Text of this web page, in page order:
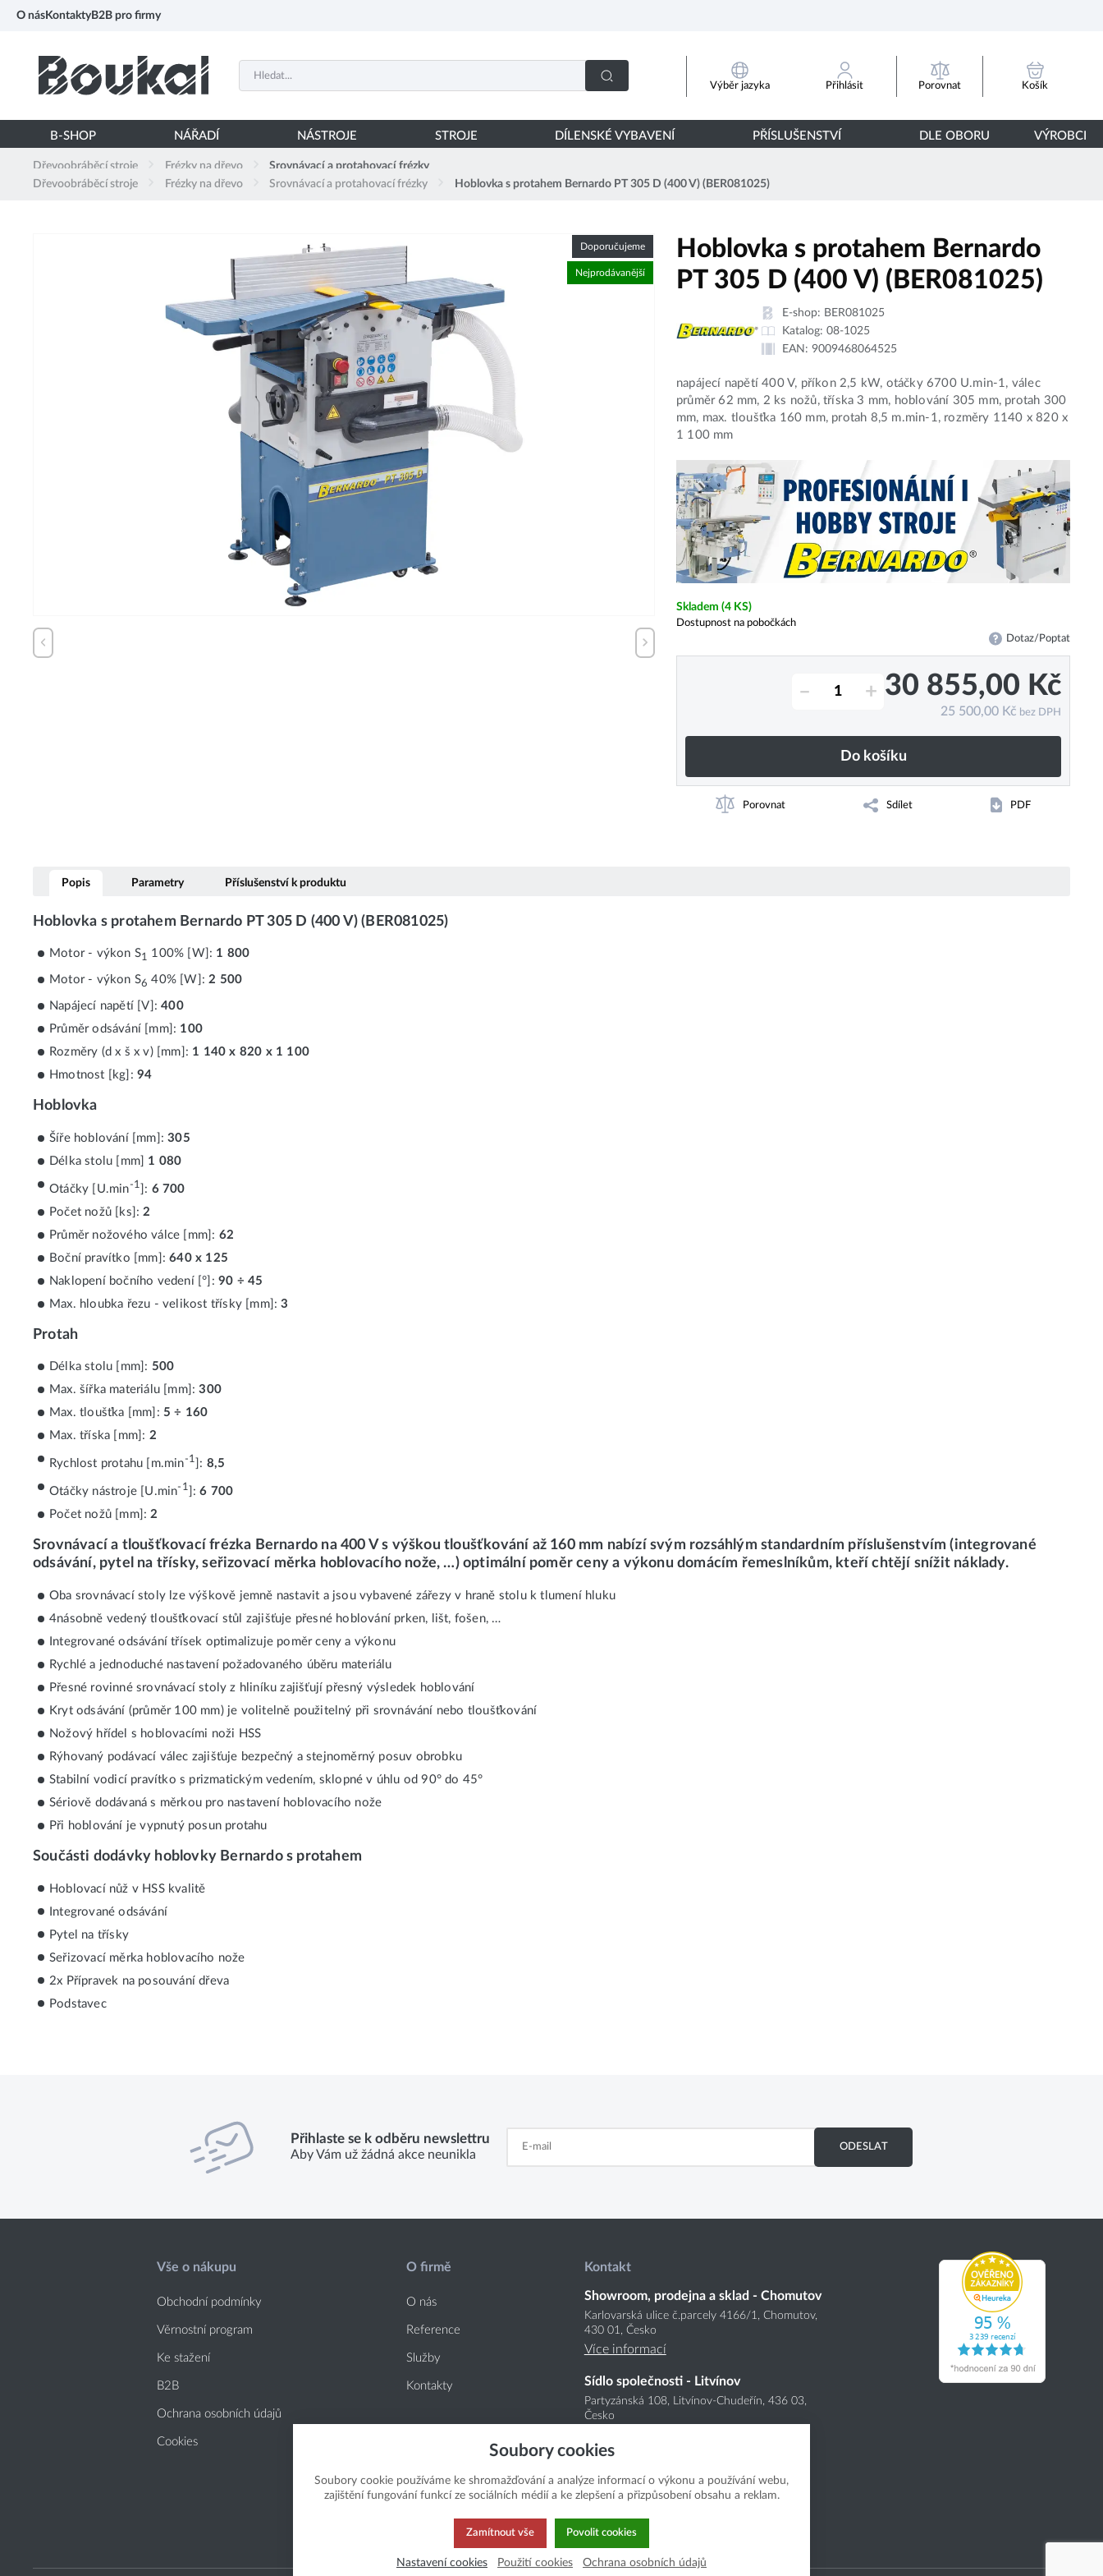
O nás Kontakty B2B pro firmy
Výběr jazyka Přihlásit Porovnat Košík
B-SHOP NÁŘADÍ NÁSTROJE STROJE DÍLENSKÉ VYBAVENÍ PŘÍSLUŠENSTVÍ DLE OBORU VÝROBCI
Dřevoobráběcí stroje Frézky na dřevo
Srovnávací a protahovací frézky
Dřevoobráběcí stroje
Frézky na dřevo Srovnávací a protahovací frézky Hoblovka s protahem Bernardo PT 305 D (400 V) (BER081025)
Doporučujeme
Nejprodávanější
Hoblovka s protahem Bernardo
PT 305 D (400 V) (BER081025)
E-shop: BER081025
Katalog: 08-1025
EAN: 9009468064525
napájecí napětí 400 V, příkon 2,5 kW, otáčky 6700 U.min-1, válec
průměr 62 mm, 2 ks nožů, tříska 3 mm, hoblování 305 mm, protah 300
mm, max. tloušťka 160 mm, protah 8,5 m.min-1, rozměry 1140 x 820 x
1 100 mm
Skladem (4 KS)
Dostupnost na pobočkách
Dotaz/Poptat
– + 30 855,00 Kč
25 500,00 Kč bez DPH
Do košíku
Porovnat Sdílet PDF
Popis Parametry Příslušenství k produktu
Hoblovka s protahem Bernardo PT 305 D (400 V) (BER081025)
Motor - výkon S1 100% [W]: 1 800
Motor - výkon S6 40% [W]:2 500
Napájecí napětí [V]:400
Průměr odsávání [mm]: 100
Rozměry (d x š x v) [mm]: 1 140 x 820 x 1 100
Hmotnost [kg]: 94
Hoblovka
Šíře hoblování [mm]:305
Délka stolu [mm] 1 080
Otáčky [U.min-1 ]: 6 700
Počet nožů [ks]: 2
Průměr nožového válce [mm]: 62
Boční pravítko [mm]:640 x 125
Naklopení bočního vedení [°]: 90 ÷ 45
Max. hloubka řezu - velikost třísky [mm]:3
Protah
Délka stolu [mm]: 500
Max. šířka materiálu [mm]:300
Max. tloušťka [mm]: 5 ÷ 160
Max. tříska [mm]: 2
Rychlost protahu [m.min-1 ]: 8,5
Otáčky nástroje [U.min-1 ]:6 700
Počet nožů [mm]:2
Srovnávací a tloušťkovací frézka Bernardo na 400 V s výškou tloušťkování až 160 mm nabízí svým rozsáhlým standardním příslušenstvím (integrované
odsávání, pytel na třísky, seřizovací měrka hoblovacího nože, …) optimální poměr ceny a výkonu domácím řemeslníkům, kteří chtějí snížit náklady.
Oba srovnávací stoly lze výškově jemně nastavit a jsou vybavené zářezy v hraně stolu k tlumení hluku
4násobně vedený tloušťkovací stůl zajišťuje přesné hoblování prken, lišt, fošen, …
Integrované odsávání třísek optimalizuje poměr ceny a výkonu
Rychlé a jednoduché nastavení požadovaného úběru materiálu
Přesné rovinné srovnávací stoly z hliníku zajišťují přesný výsledek hoblování
Kryt odsávání (průměr 100 mm) je volitelně použitelný při srovnávání nebo tloušťkování
Nožový hřídel s hoblovacími noži HSS
Rýhovaný podávací válec zajišťuje bezpečný a stejnoměrný posuv obrobku
Stabilní vodicí pravítko s prizmatickým vedením, sklopné v úhlu od 90° do 45°
Sériově dodávaná s měrkou pro nastavení hoblovacího nože
Při hoblování je vypnutý posun protahu
Součásti dodávky hoblovky Bernardo s protahem
Hoblovací nůž v HSS kvalitě
Integrované odsávání
Pytel na třísky
Seřizovací měrka hoblovacího nože
2x Přípravek na posouvání dřeva
Podstavec
Přihlaste se k odběru newslettru
Aby Vám už žádná akce neunikla
ODESLAT
Vše o nákupu
Obchodní podmínky
Věrnostní program
Ke stažení
B2B
Ochrana osobních údajů
Cookies
O firmě
O nás
Reference
Služby
Kontakty
Kontakt
Showroom, prodejna a sklad - Chomutov
Karlovarská ulice č.parcely 4166/1, Chomutov,
430 01, Česko
Více informací
Sídlo společnosti - Litvínov
Partyzánská 108, Litvínov-Chudeřín, 436 03,
Česko
Soubory cookies
Soubory cookie používáme ke shromažďování a analýze informací o výkonu a používání webu,
zajištění fungování funkcí ze sociálních médií a ke zlepšení a přizpůsobení obsahu a reklam.
Zamítnout vše Povolit cookies
Nastavení cookies Použití cookies Ochrana osobních údajů